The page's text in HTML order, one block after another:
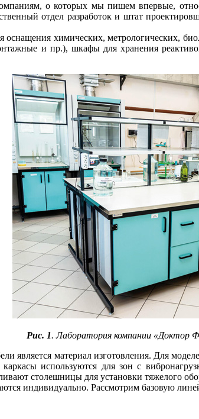
о которых мы пишем впервые,
отдел разработок и штат
оснащения химических,
и пр.), шкафы для хранения
Рис. 1. Лаборатория компании «Доктор
является материал изготовления. Для
используются для зон с
столешницы для установки тяжелого
индивидуально. Рассмотрим базовую